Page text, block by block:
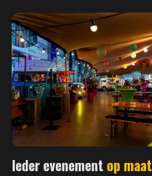
Ieder evenement op maat